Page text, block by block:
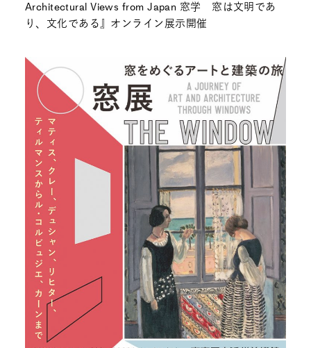
Architectural Views from Japan 窓学 窓は文明であ
り、文化である』オンライン展示開催